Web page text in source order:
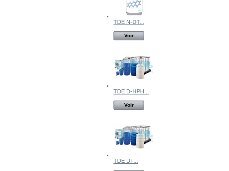
TDE N-DT...
Voir
TDE D-HPH...
Voir
TDE DF...